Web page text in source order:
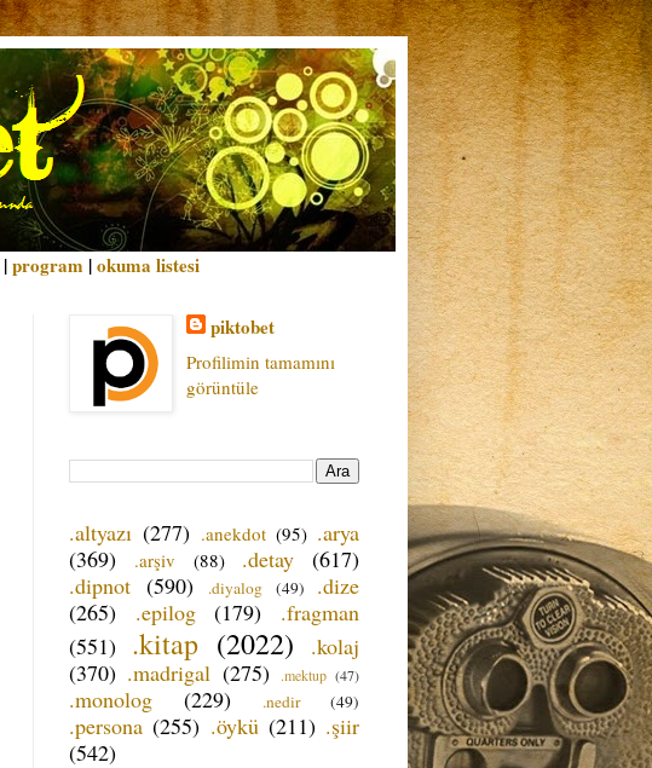
|program |okuma listesi
piktobet
Profilimin tamamını
görüntüle
.altyazı (277) .anekdot (95) .arya
(369)
.arşiv (88) .detay
(617)
.dipnot (590) .diyalog (49)
.dize
(265)
.epilog (179)
.fragman
(551) .kitap (2022)
.kolaj
(370) .madrigal (275) .mektup (47)
.monolog (229) .nedir (49)
.persona (255) .öykü (211) .şiir
(542)